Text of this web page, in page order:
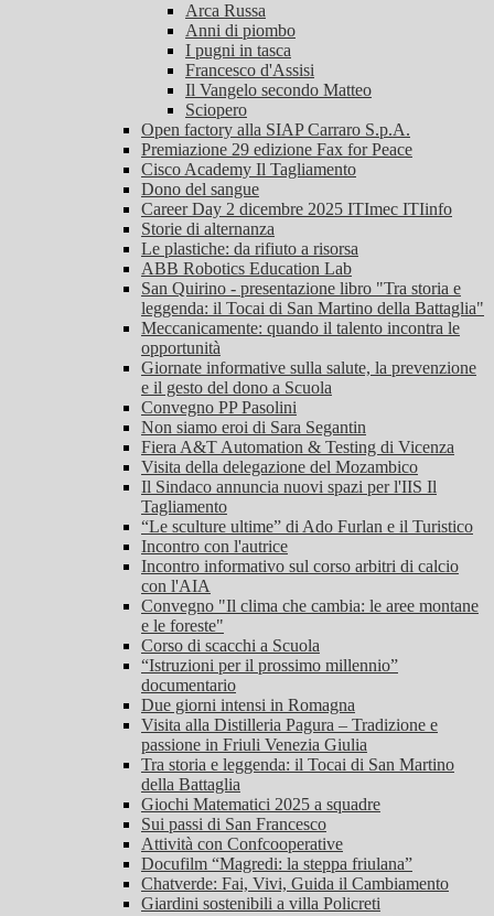
Arca Russa
Anni di piombo
I pugni in tasca
Francesco d'Assisi
Il Vangelo secondo Matteo
Sciopero
Open factory alla SIAP Carraro S.p.A.
Premiazione 29 edizione Fax for Peace
Cisco Academy Il Tagliamento
Dono del sangue
Career Day 2 dicembre 2025 ITImec ITIinfo
Storie di alternanza
Le plastiche: da rifiuto a risorsa
ABB Robotics Education Lab
San Quirino - presentazione libro "Tra storia e
leggenda: il Tocai di San Martino della Battaglia"
Meccanicamente: quando il talento incontra le
opportunità
Giornate informative sulla salute, la prevenzione
e il gesto del dono a Scuola
Convegno PP Pasolini
Non siamo eroi di Sara Segantin
Fiera A&T Automation & Testing di Vicenza
Visita della delegazione del Mozambico
Il Sindaco annuncia nuovi spazi per l'IIS Il
Tagliamento
“Le sculture ultime” di Ado Furlan e il Turistico
Incontro con l'autrice
Incontro informativo sul corso arbitri di calcio
con l'AIA
Convegno "Il clima che cambia: le aree montane
e le foreste"
Corso di scacchi a Scuola
“Istruzioni per il prossimo millennio”
documentario
Due giorni intensi in Romagna
Visita alla Distilleria Pagura – Tradizione e
passione in Friuli Venezia Giulia
Tra storia e leggenda: il Tocai di San Martino
della Battaglia
Giochi Matematici 2025 a squadre
Sui passi di San Francesco
Attività con Confcooperative
Docufilm “Magredi: la steppa friulana”
Chatverde: Fai, Vivi, Guida il Cambiamento
Giardini sostenibili a villa Policreti